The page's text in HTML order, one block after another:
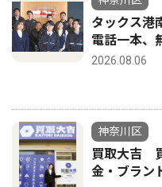
タックス
電話一本、
2026.08.06
神奈川区
買取大吉
金・ブラン